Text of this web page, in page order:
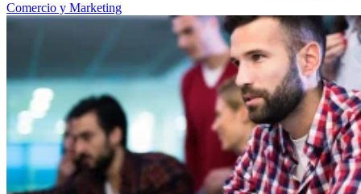
Comercio y Marketing